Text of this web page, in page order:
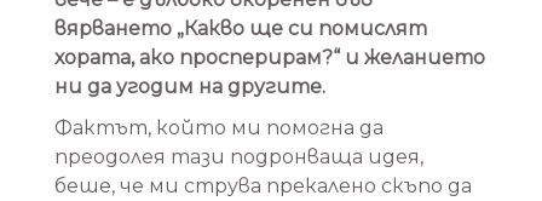
вярването „Какво ще си помислят
хората, ако просперирам?“ и желанието
ни да угодим на другите.
Фактът, който ми помогна да
преодолея тази подронваща идея,
беше, че ми струва прекалено скъпо да